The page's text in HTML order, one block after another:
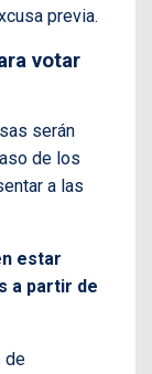
previa.
votar
serán
de los
a las
estar
a partir de
de